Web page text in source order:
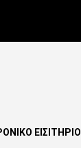
ΕΙΣΙΤΗΡΙΟ